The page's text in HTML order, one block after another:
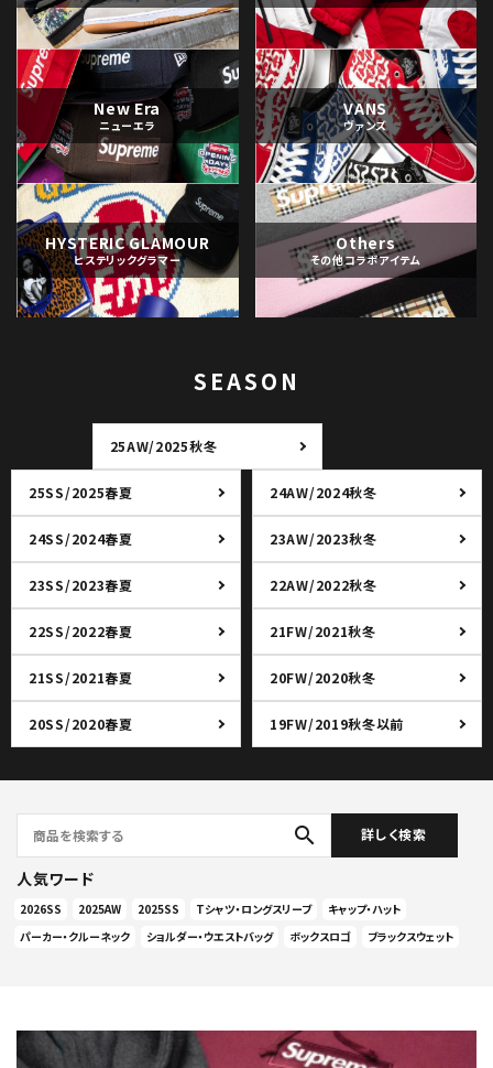
New Era
ニューエラ
VANS
ヴァンズ
HYSTERIC GLAMOUR
ヒステリックグラマー
Others
その他コラボアイテム
SEASON
25AW/2025秋冬
25SS/2025春夏 24AW/2024秋冬
24SS/2024春夏 23AW/2023秋冬
23SS/2023春夏 22AW/2022秋冬
22SS/2022春夏 21FW/2021秋冬
21SS/2021春夏 20FW/2020秋冬
20SS/2020春夏 19FW/2019秋冬以前
search 詳しく検索
人気ワード
2026SS 2025AW 2025SS Tシャツ・ロングスリーブ
キャップ・ハット
パーカー・クルーネック
ショルダー・ウエストバッグ ボックスロゴ ブラックスウェット